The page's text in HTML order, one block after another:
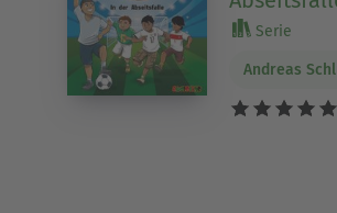
Serie
Andreas